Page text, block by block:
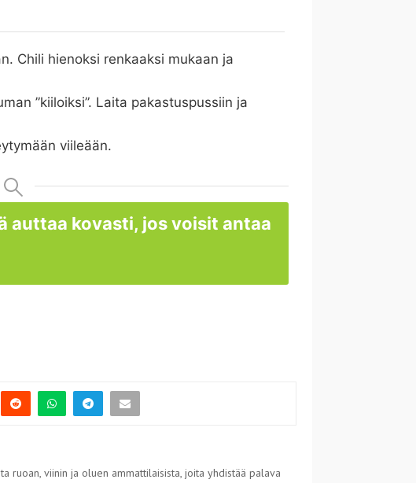
Chili hienoksi renkaaksi mukaan ja
”kiiloiksi”. Laita pakastuspussiin ja
viileään.
auttaa kovasti, jos voisit antaa
ruoan, viinin ja oluen ammattilaisista, joita yhdistää palava